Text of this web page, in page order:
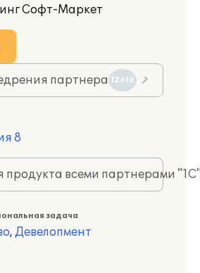
Софт-Маркет
партнера 12616
8
продукта всеми партнерами
задача
, Девелопмент